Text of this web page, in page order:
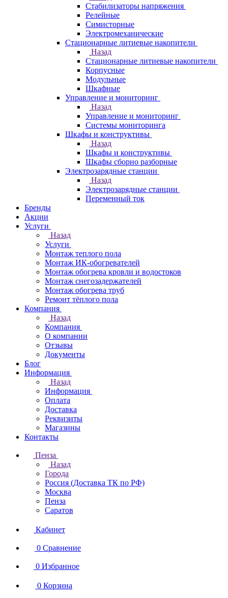
Стабилизаторы напряжения
Релейные
Симисторные
Электромеханические
Стационарные литиевые накопители
Назад
Стационарные литиевые накопители
Корпусные
Модульные
Шкафные
Управление и мониторинг
Назад
Управление и мониторинг
Системы мониторинга
Шкафы и конструктивы
Назад
Шкафы и конструктивы
Шкафы сборно разборные
Электрозарядные станции
Назад
Электрозарядные станции
Переменный ток
Бренды
Акции
Услуги
Назад
Услуги
Монтаж теплого пола
Монтаж ИК-обогревателей
Монтаж обогрева кровли и водостоков
Монтаж снегозадержателей
Монтаж обогрева труб
Ремонт тёплого пола
Компания
Назад
Компания
О компании
Отзывы
Документы
Блог
Информация
Назад
Информация
Оплата
Доставка
Реквизиты
Магазины
Контакты
Пенза
Назад
Города
Россия (Доставка ТК по РФ)
Москва
Пенза
Саратов
Кабинет
0 Сравнение
0 Избранное
0 Корзина